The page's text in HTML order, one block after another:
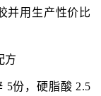
并用生产性价比
方
5份，硬脂酸 2.5